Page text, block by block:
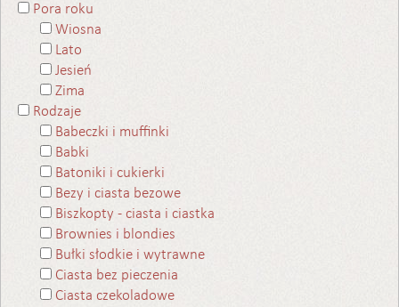
Pora roku
Wiosna
Lato
Jesień
Zima
Rodzaje
Babeczki i muffinki
Babki
Batoniki i cukierki
Bezy i ciasta bezowe
Biszkopty - ciasta i ciastka
Brownies i blondies
Bułki słodkie i wytrawne
Ciasta bez pieczenia
Ciasta czekoladowe